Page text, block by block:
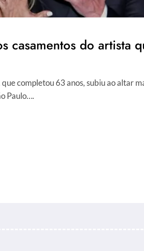
casamentos do artista
completou 63 anos, subiu ao altar
Paulo….